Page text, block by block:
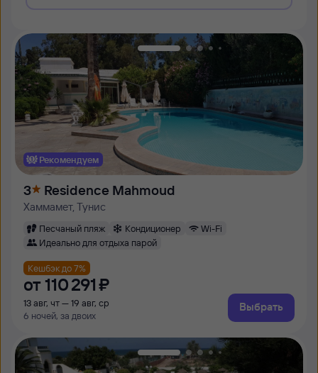
Рекомендуем
3 Residence Mahmoud
Хаммамет, Тунис
Песчаный пляж Кондиционер
Wi-Fi
Идеально для отдыха парой
Кешбэк до 7%
от 110 ⁠291 ⁠₽
13 авг, чт — 19 авг, ср
6 ночей, за двоих
Выбрать